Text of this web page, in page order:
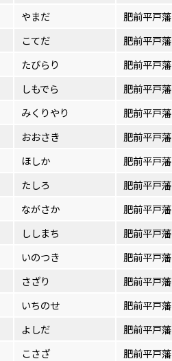
やまだ 肥前平戸藩
こてだ 肥前平戸藩
たびらり 肥前平戸藩
しもでら 肥前平戸藩
みくりやり 肥前平戸藩
おおさき 肥前平戸藩
ほしか 肥前平戸藩
たしろ 肥前平戸藩
ながさか 肥前平戸藩
ししまち 肥前平戸藩
いのつき 肥前平戸藩
さざり 肥前平戸藩
いちのせ 肥前平戸藩
よしだ 肥前平戸藩
こさざ 肥前平戸藩